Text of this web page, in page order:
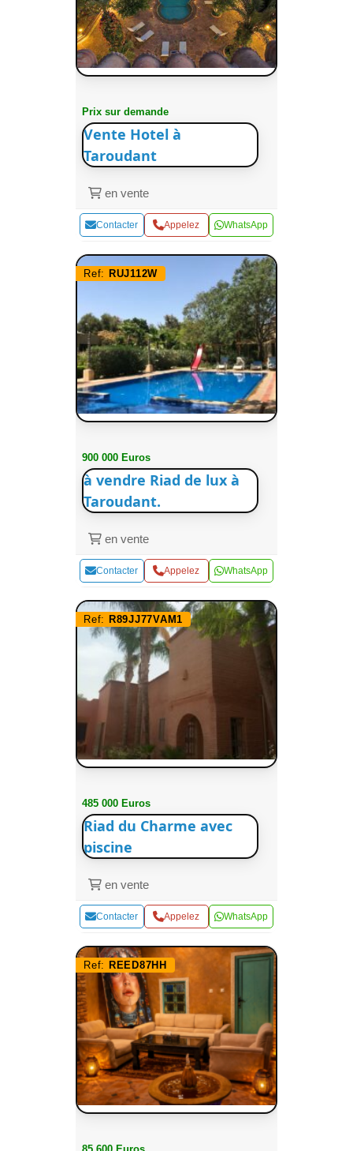
Prix sur demande
Vente Hotel à
Taroudant
en vente
Contacter Appelez WhatsApp
Ref: RUJ112W
900 000 Euros
à vendre Riad de lux à
Taroudant.
en vente
Contacter Appelez WhatsApp
Ref: R89JJ77VAM1
485 000 Euros
Riad du Charme avec
piscine
en vente
Contacter Appelez WhatsApp
Ref: REED87HH